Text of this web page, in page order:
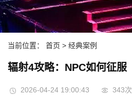
当前位置： 首页 > 经典案例
辐射4攻略：NPC如何征服
2026-04-24 19:00:43 343次